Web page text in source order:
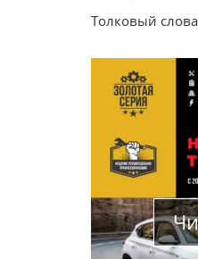
Толковый